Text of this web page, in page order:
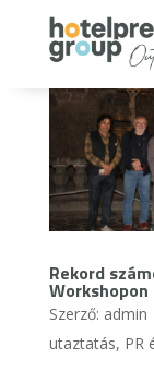
Rekord
Workshopon
Szerző: admin
utaztatás, PR